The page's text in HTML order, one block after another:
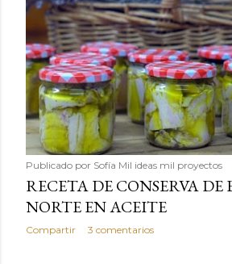
Publicado por Sofía Mil ideas mil proyectos
RECETA DE CONSERVA
NORTE EN ACEITE
Compartir 3 comentarios